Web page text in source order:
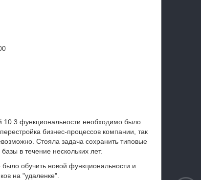
10.3 функциональности необходимо было
бизнес-процессов компании, так
Стояла задача сохранить типовые
в течение нескольких лет.
обучить новой функциональности и
на "удаленке".